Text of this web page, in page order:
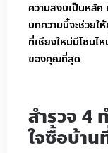
ความสงบเป็นหลัก
บทความนี้จะช่วยใ
ที่เชียงใหม่มีโซนไ
ของคุณที่สุด
สำรวจ 4
ใจซื้อบ้าน